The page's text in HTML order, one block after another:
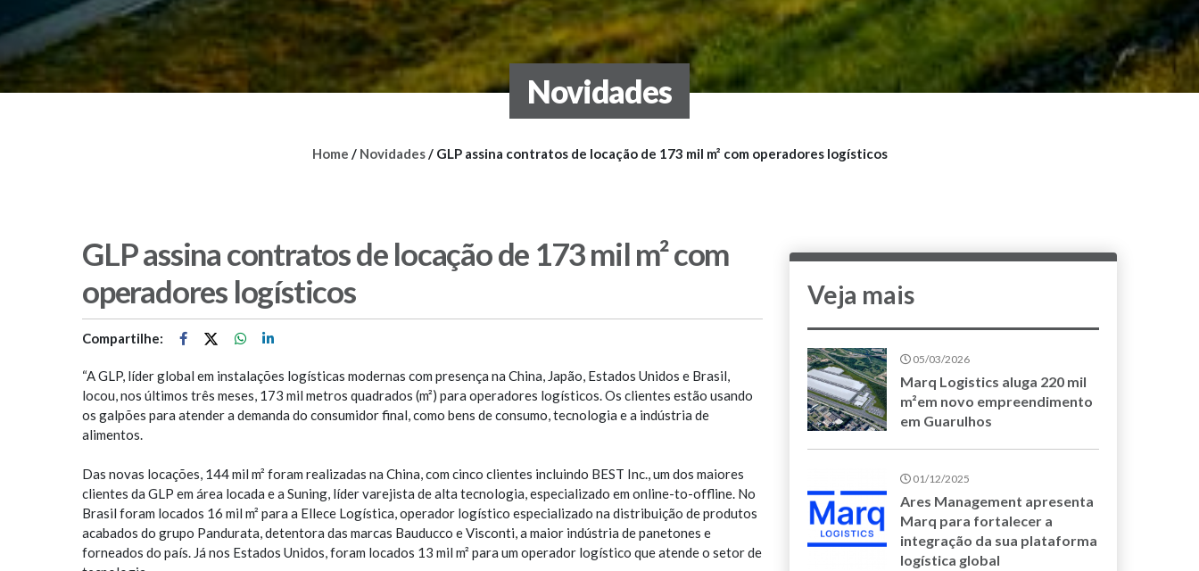
Novidades
Home / Novidades/ GLP assina contratos de locação de 173 mil m² com operadores logísticos
GLP assina contratos de locação de 173 mil m² com
operadores logísticos
Compartilhe:
“A GLP, líder global em instalações logísticas modernas com presença na China, Japão, Estados Unidos e Brasil,
locou, nos últimos três meses, 173 mil metros quadrados (m²) para operadores logísticos. Os clientes estão usando
os galpões para atender a demanda do consumidor final, como bens de consumo, tecnologia e a indústria de
alimentos.
Das novas locações, 144 mil m² foram realizadas na China, com cinco clientes incluindo BEST Inc., um dos maiores
clientes da GLP em área locada e a Suning, líder varejista de alta tecnologia, especializado em online-to-offline. No
Brasil foram locados 16 mil m² para a Ellece Logística, operador logístico especializado na distribuição de produtos
acabados do grupo Pandurata, detentora das marcas Bauducco e Visconti, a maior indústria de panetones e
forneados do país. Já nos Estados Unidos, foram locados 13 mil m² para um operador logístico que atende o setor de
Veja mais
05/03/2026
Marq Logistics aluga 220 mil
m²em novo empreendimento
em Guarulhos
01/12/2025
Ares Management apresenta
Marq para fortalecer a
integração da sua plataforma
logística global